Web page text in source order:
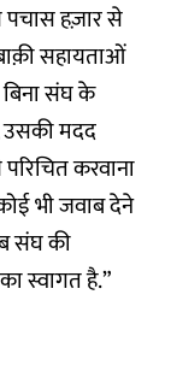
पचास हज़ार से
सहायताओं
संघ के
उसकी मदद
करवाना
भी जवाब देने
संघ की
स्वागत है.”